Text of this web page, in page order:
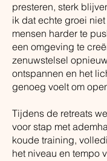
presteren, sterk
ik dat echte groei
mensen harder te
een omgeving te
zenuwstelsel
ontspannen en het
genoeg voelt om
Tijdens de retreats
voor stap met
koude training,
het niveau en tempo